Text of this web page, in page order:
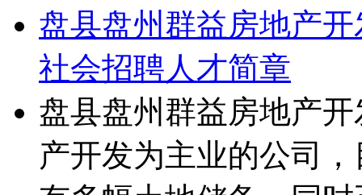
盘县盘州群益房地产
社会招聘人才简章
盘县盘州群益房地产
产开发为主业的公司